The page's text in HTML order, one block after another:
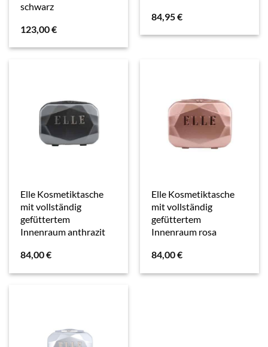
schwarz
123,00€
84,95€
Elle Kosmetiktasche
mit vollständig
gefüttertem
Innenraum anthrazit
84,00€
Elle Kosmetiktasche
mit vollständig
gefüttertem
Innenraum rosa
84,00€